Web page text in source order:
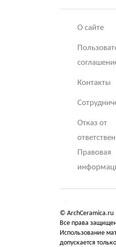
О сайте
Контакты
Отказ от
Правовая
© ArchCeramica.ru
Все права
Использование
допускается